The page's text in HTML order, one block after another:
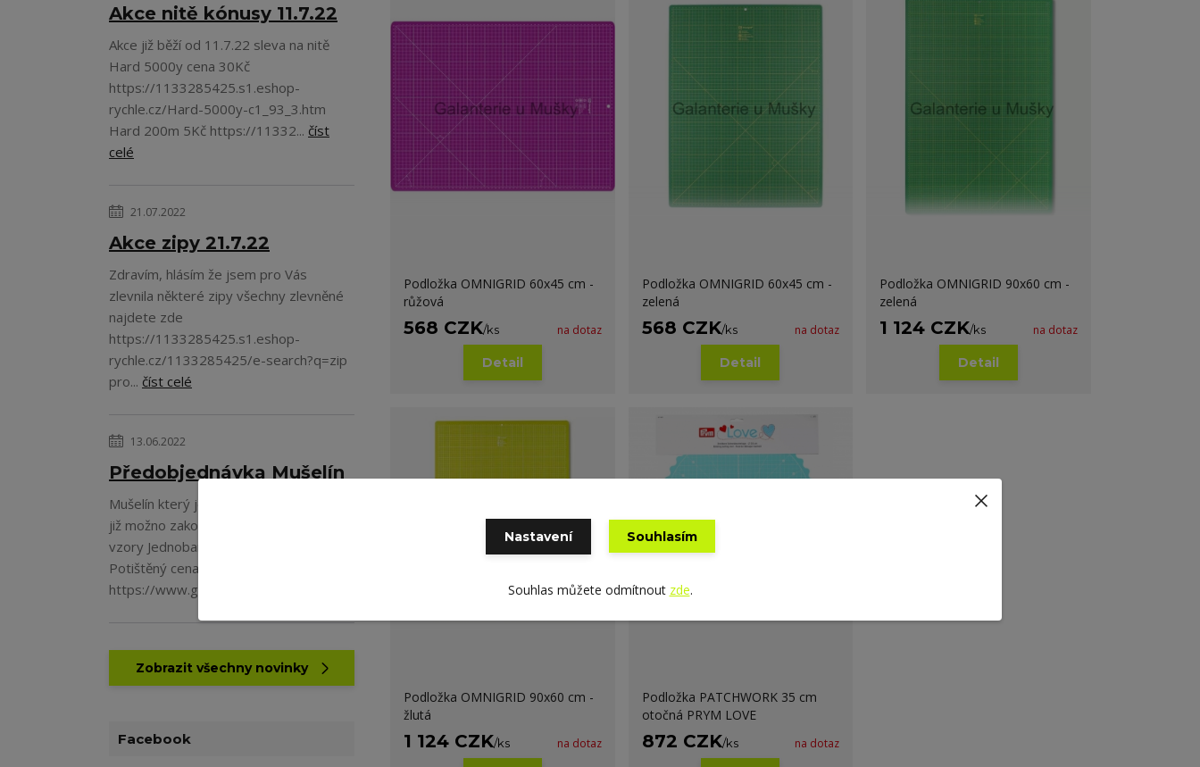
Podložka OMNIGRID 60x45 cm -
růžová
568 CZK/ks na dotaz
Detail
Podložka OMNIGRID 60x45 cm -
zelená
568 CZK/ks na dotaz
Detail
Podložka OMNIGRID 90x60 cm -
zelená
1 124 CZK/ks na dotaz
Detail
Podložka OMNIGRID 90x60 cm -
žlutá
1 124 CZK/ks na dotaz
Podložka PATCHWORK 35 cm
otočná PRYM LOVE
872 CZK/ks na dotaz
Akce nitě kónusy 11.7.22
Akce již běží od 11.7.22 sleva na nitě
Hard 5000y cena 30Kč
https://1133285425.s1.eshop-
rychle.cz/Hard-5000y-c1_93_3.htm
Hard 200m 5Kč https://11332... číst
celé
21.07.2022
Akce zipy 21.7.22
Zdravím, hlásím že jsem pro Vás
zlevnila některé zipy všechny zlevněné
najdete zde
https://1133285425.s1.eshop-
rychle.cz/1133285425/e-search?q=zip
pro... číst celé
13.06.2022
Předobjednávka Mušelín
Mušelín který je v předobjednávce a je
již možno zakoupit krásné potištěné
vzory Jednobarevný cena 169Kč/m
Potištěný cena 199Kč/m
https://www.galan...
Zobrazit všechny novinky
Facebook
Nastavení Souhlasím
Souhlas můžete odmítnout zde.